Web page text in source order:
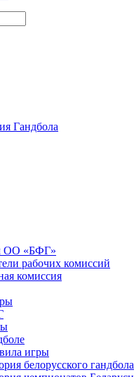
Гандбола
ОО «БФГ»
рабочих комиссий
комиссия
игры
белорусского гандбола